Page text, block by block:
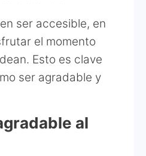
ser accesible, en
el momento
Esto es clave
ser agradable y
al